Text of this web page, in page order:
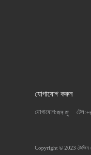
যোগাযোগ করুন
যোগাযোগ:জন জু টেল:
Copyright © 2023